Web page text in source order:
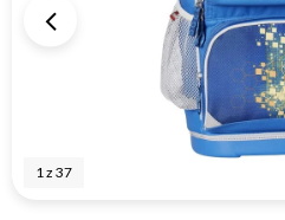
1z 37